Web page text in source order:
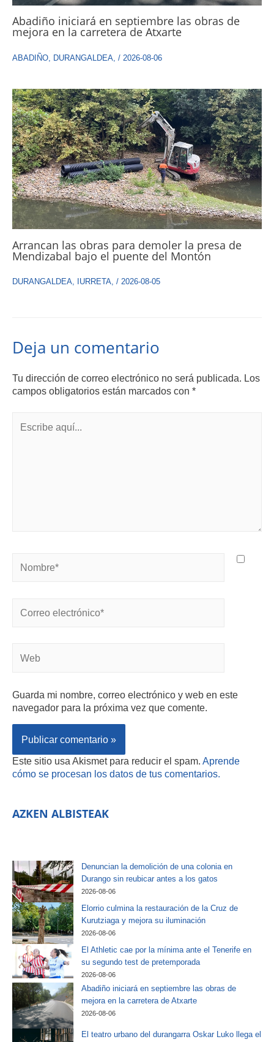
Abadiño iniciará en septiembre las obras de
mejora en la carretera de Atxarte
ABADIÑO DURANGALDEA / 2026-08-06
Arrancan las obras para demoler la presa de
Mendizabal bajo el puente del Montón
DURANGALDEA, IURRETA, / 2026-08-05
Deja un comentario
Tu dirección de correo electrónico no será publicada. Los
campos obligatorios están marcados con *
Guarda mi nombre, correo electrónico y web en este
navegador para la próxima vez que comente.
Este sitio usa Akismet para reducir el spam. Aprende
cómo se procesan los datos de tus comentarios.
AZKEN ALBISTEAK
Denuncian la demolición de una colonia en
Durango sin reubicar antes a los gatos
2026-08-06
Elorrio culmina la restauración de la Cruz de
Kurutziaga y mejora su iluminación
2026-08-06
El Athletic cae por la mínima ante el Tenerife en
su segundo test de pretemporada
2026-08-06
Abadiño iniciará en septiembre las obras de
mejora en la carretera de Atxarte
2026-08-06
El teatro urbano del durangarra Oskar Luko llega el